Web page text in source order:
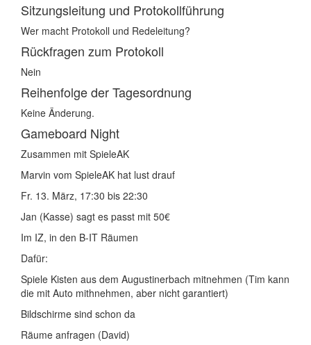
Sitzungsleitung und Protokollführung
Wer macht Protokoll und Redeleitung?
Rückfragen zum Protokoll
Nein
Reihenfolge der Tagesordnung
Keine Änderung.
Gameboard Night
Zusammen mit SpieleAK
Marvin vom SpieleAK hat lust drauf
Fr. 13. März, 17:30 bis 22:30
Jan (Kasse) sagt es passt mit 50€
Im IZ, in den B-IT Räumen
Dafür:
Spiele Kisten aus dem Augustinerbach mitnehmen (Tim kann
die mit Auto mithnehmen, aber nicht garantiert)
Bildschirme sind schon da
Räume anfragen (David)